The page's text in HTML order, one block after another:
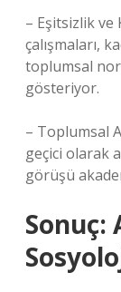
– Eşitsizlik ve
çalışmaları,
toplumsal
gösteriyor.
– Toplumsal
geçici olarak
görüşü
Sonuç: